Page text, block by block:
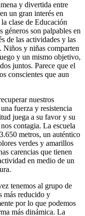
y divertida entre
un gran interés en
clase de Educación
géneros son palpables en
de las actividades y las
Niños y niñas comparten
y un mismo objetivo,
juntos. Parece que el
conscientes que aun
nuestros
fuerza y resistencia
juega a su favor y su
contagia. La escuela
metros, un auténtico
verdes y amarillos
carencias que tienen
en medio de un
tenemos al grupo de
más reducido y
por lo que podemos
más dinámica. La